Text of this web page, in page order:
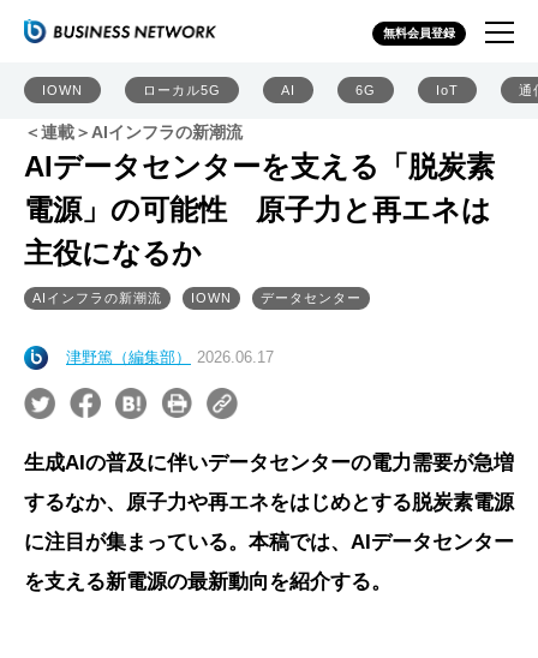
無料会員登録
IOWN ローカル5G AI 6G IoT 通
＜連載＞AIインフラの新潮流
AIデータセンターを支える「脱炭素
電源」の可能性 原子力と再エネは
主役になるか
AIインフラの新潮流 IOWN データセンター
津野篤（編集部） 2026.06.17
生成AIの普及に伴いデータセンターの電力需要が急増
するなか、原子力や再エネをはじめとする脱炭素電源
に注目が集まっている。本稿では、AIデータセンター
を支える新電源の最新動向を紹介する。